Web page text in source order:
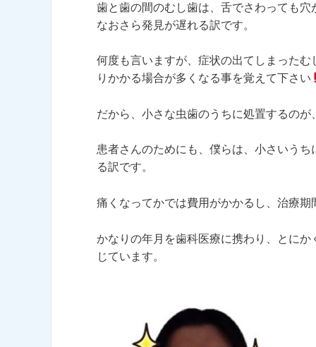
歯と歯の間のむし歯は、舌でさわっても穴
なおさら発見が遅れる訳です。
何度も言いますが、症状の出てしまった
りかかる場合が多くなる事を覚えて下さい
だから、小さな虫歯のうちに処置するの
患者さんのためにも、僕らは、小さいう
る訳です。
痛くなってかでは費用がかかるし、治療期
かなりの年月を歯科医療に携わり、とに
じています。